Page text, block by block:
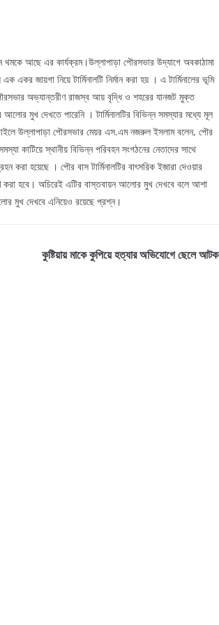
থমকে আছে এর কার্যক্রম।উল্লাপাড়া পৌরসভার উদ্যাগে অবকাঠামা
জায়গা নিয়ে টার্মিনালটি নির্মান করা হয় । এ টার্মিনালের ভূমি
অভ্যান্তরীণ রাজস্ব আয় বৃদ্ধি ও শহরের যানজট মুক্ত
মুখ দেখতে পারেনি । টার্মিনালটির বিভিন্ন সমস্যার মধ্যে মূল
উল্লাপাড়া পৌরসভার মেয়র এস.এম নজরুল ইসলাম বলেন, পৌর
কাটিয়ে স্থানীয় বিভিন্ন পরিবহন সংগঠনের নেতাদের সাথে
করা হয়েছে । পৌর বাস টার্মিনালটির বাৎসরিক ইজারা দেওয়ার
করা হবে। অচিরেই এটির বাস্তবায়ন আলোর মুখ দেখবে বলে আশা
মুখ দেখবে এনিয়েও রয়েছে প্রশ্ন।
কুষ্টিয়ায় মাকে কুপিয়ে হত্যার অভিযোগে ছেলে আটক